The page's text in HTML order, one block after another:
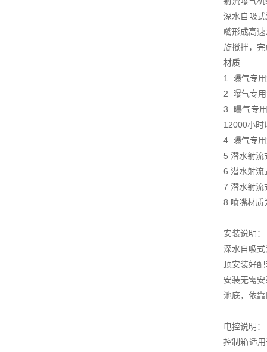
深水自吸
嘴形成高
旋搅拌，
材质
1 曝气专
2 曝气专
3 曝气专
12000小时
4 曝气专用
5 潜水射流
6 潜水射流
7 潜水射流
8 喷嘴材质
安装说明：
深水自吸
顶安装好
安装无需
池底，依
电控说明：
控制箱适